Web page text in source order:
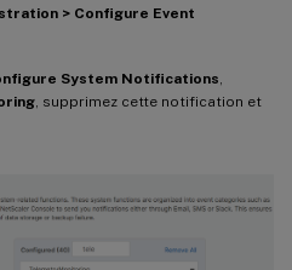
> Configure Event
System Notifications
, supprimez cette notification et